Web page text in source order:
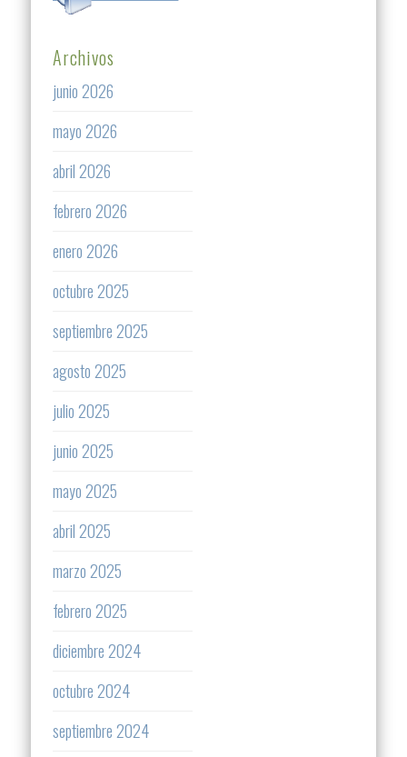
Archivos
junio 2026
mayo 2026
abril 2026
febrero 2026
enero 2026
octubre 2025
septiembre 2025
agosto 2025
julio 2025
junio 2025
mayo 2025
abril 2025
marzo 2025
febrero 2025
diciembre 2024
octubre 2024
septiembre 2024